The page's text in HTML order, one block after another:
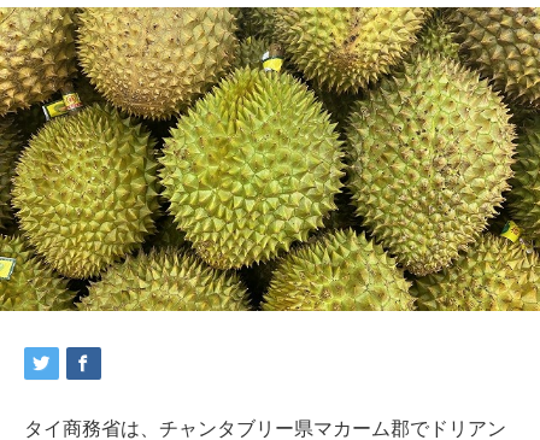
タイ商務省は、チャンタブリー県マカーム郡でドリアン